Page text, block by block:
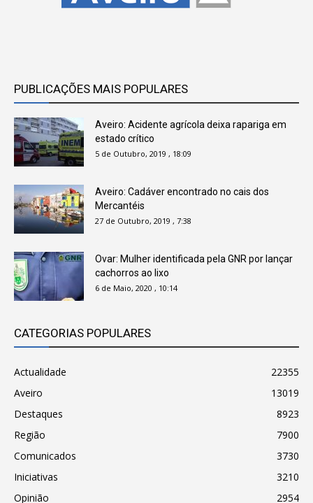
PUBLICAÇÕES MAIS POPULARES
Aveiro: Acidente agrícola deixa rapariga em
estado crítico
5 de Outubro, 2019 , 18:09
Aveiro: Cadáver encontrado no cais dos
Mercantéis
27 de Outubro, 2019 , 7:38
Ovar: Mulher identificada pela GNR por lançar
cachorros ao lixo
6 de Maio, 2020 , 10:14
CATEGORIAS POPULARES
Actualidade
22355
Aveiro
13019
Destaques
8923
Região
7900
Comunicados
3730
Iniciativas
3210
Opinião
2954